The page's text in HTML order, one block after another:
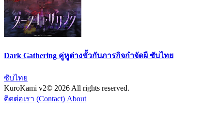
Dark Gathering คู่หูต่างขั้วกับภารกิจกำจัดผี ซับไทย
ซับไทย
KuroKami v2© 2026 All rights reserved.
ติดต่อเรา (Contact) About